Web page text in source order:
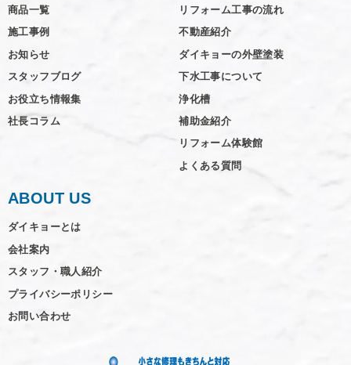
商品一覧
施工事例
お知らせ
スタッフブログ
お役立ち情報集
社長コラム
リフォーム工事の流れ
不動産紹介
ダイキョーの外壁塗装
下水工事について
浄化槽
補助金紹介
リフォーム体験館
よくある質問
ABOUT US
ダイキョーとは
会社案内
スタッフ・職人紹介
プライバシーポリシー
お問い合わせ